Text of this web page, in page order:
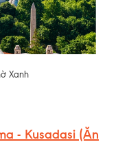
Xanh
- Kusadasi (Ăn